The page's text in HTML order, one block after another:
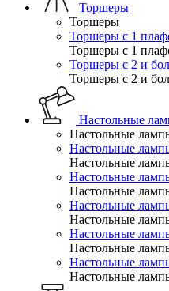
Торшеры
Торшеры
Торшеры с 1
Торшеры с 1
Торшеры с 2 и
Торшеры с 2 и
Настольные
Настольные
Настольные
Настольные
Настольные
Настольные
Настольные
Настольные
Настольные
Настольные
Настольные
Настольные